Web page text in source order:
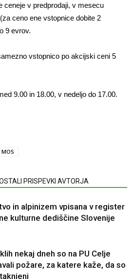
ceneje v predprodaji, v mesecu
(za ceno ene vstopnice dobite 2
9 evrov.
vstopnico po akcijski ceni 5
9.00 in 18.00, v nedeljo do 17.00.
MOS
PRISPEVKI AVTORJA
in alpinizem vpisana v register
kulturne dediščine Slovenije
nekaj dneh so na PU Celje
požare, za katere kaže, da so